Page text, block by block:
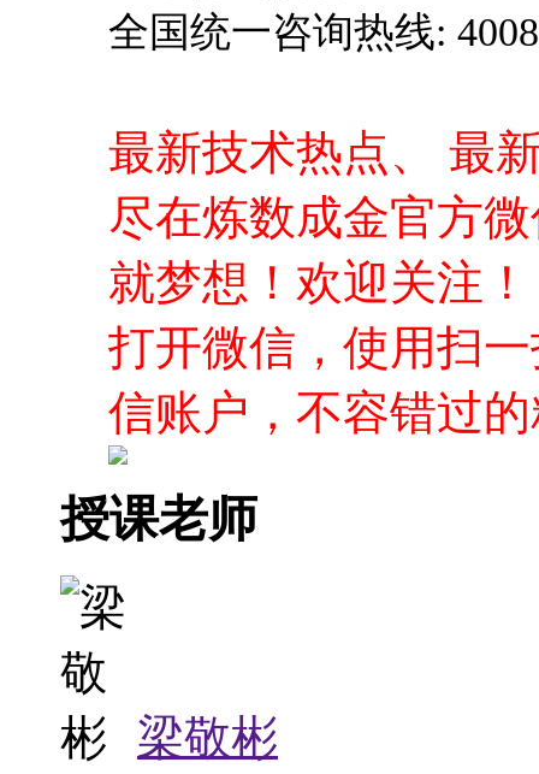
全国统一咨询热线:
最新技术热点、 最
尽在炼数成金官方
就梦想！欢迎关注！
打开微信，使用扫
信账户，不容错过
授课老师
梁敬彬